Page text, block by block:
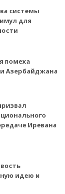
системы
для
помеха
Азербайджана
Иревана
идею и